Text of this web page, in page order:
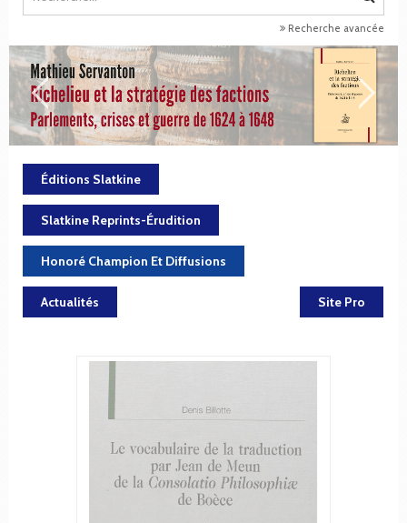
Recherche avancée
Éditions Slatkine
Slatkine Reprints-Érudition
Honoré Champion Et Diffusions
Actualités Site Pro